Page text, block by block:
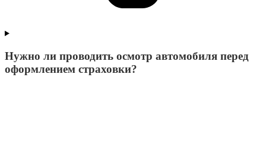
Нужно ли проводить осмотр автомобиля перед
оформлением страховки?